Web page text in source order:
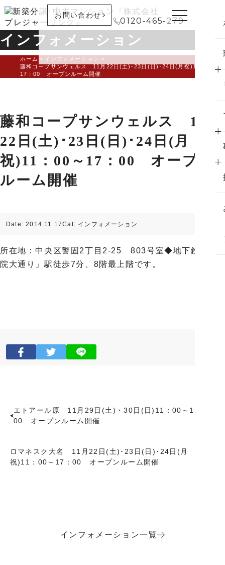
お問い合わせ
0120-465-279
インフォメーション
ホーム
インフォメーション
藤和コープサンウェルス 11月22日(土)･23日(日)･24日(月祝)11：00～
17：00 オープンルーム開催
藤和コープサンウェルス 11月
22日(土)･23日(日)･24日(月
祝)11：00～17：00 オープン
ルーム開催
Date: 2014.11.17Cat: インフォメーション
所在地：中央区警固2丁目2-25 803号室◆地下鉄「薬
院大通り」駅徒歩7分、8階最上階です。
エトアール原 11月29日(土)・30日(日)11：00～17：
00 オープンルーム開催
ロマネスク大名 11月22日(土)･23日(日)･24日(月
祝)11：00～17：00 オープンルーム開催
インフォメーション一覧